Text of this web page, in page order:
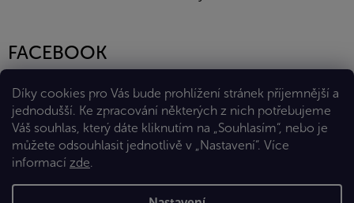
Díky cookies pro Vás bude prohlížení stránek příjemnější a
jednodušší. Ke zpracování některých z nich potřebujeme
Váš souhlas, který dáte kliknutím na „Souhlasím“, nebo je
můžete odsouhlasit jednotlivě v „Nastavení“. Více
informací zde.
FACEBOOK
Vytvořil Shoptet Premium